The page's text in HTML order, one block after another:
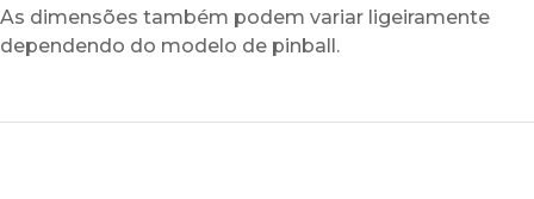
As dimensões também podem variar ligeiramente
dependendo do modelo de pinball.